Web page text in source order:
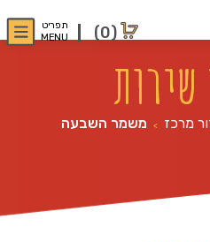
(0)
תפריט
MENU
שירות
מרכז > משמר השבעה